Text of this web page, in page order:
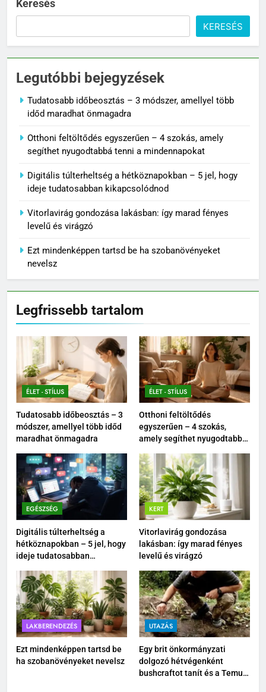
Keresés
KERESÉS
Legutóbbi bejegyzések
Tudatosabb időbeosztás – 3 módszer, amellyel több
időd maradhat önmagadra
Otthoni feltöltődés egyszerűen – 4 szokás, amely
segíthet nyugodtabbá tenni a mindennapokat
Digitális túlterheltség a hétköznapokban – 5 jel, hogy
ideje tudatosabban kikapcsolódnod
Vitorlavirág gondozása lakásban: így marad fényes
levelű és virágzó
Ezt mindenképpen tartsd be ha szobanövényeket
nevelsz
Legfrissebb tartalom
ÉLET - STÍLUS
Tudatosabb időbeosztás – 3
módszer, amellyel több időd
maradhat önmagadra
ÉLET - STÍLUS
Otthoni feltöltődés
egyszerűen – 4 szokás,
amely segíthet nyugodtabbá
EGÉSZSÉG
Digitális túlterheltség a
hétköznapokban – 5 jel, hogy
ideje tudatosabban
KERT
Vitorlavirág gondozása
lakásban: így marad fényes
levelű és virágzó
LAKBERENDEZÉS
Ezt mindenképpen tartsd be
ha szobanövényeket nevelsz
UTAZÁS
Egy brit önkormányzati
dolgozó hétvégenként
bushcraftot tanít és a Temu